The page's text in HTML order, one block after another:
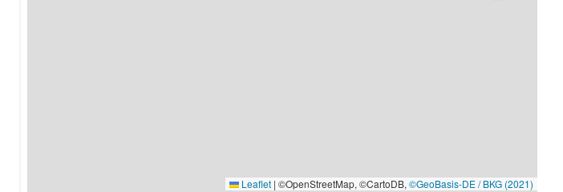
Leaflet | ©OpenStreetMap, ©CartoDB, ©GeoBasis-DE / BKG (2021)